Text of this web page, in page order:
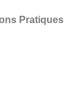
Pratiques